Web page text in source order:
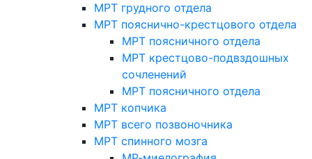
МРТ грудного отдела
МРТ пояснично-крестцового отдела
МРТ поясничного отдела
МРТ крестцово-подвздошных
сочленений
МРТ поясничного отдела
МРТ копчика
МРТ всего позвоночника
МРТ спинного мозга